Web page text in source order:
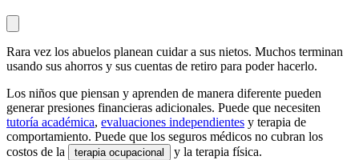
Rara vez los abuelos planean cuidar a sus nietos. Muchos terminan
usando sus ahorros y sus cuentas de retiro para poder hacerlo.
Los niños que piensan y aprenden de manera diferente pueden
generar presiones financieras adicionales. Puede que necesiten
tutoría académica, evaluaciones independientes y terapia de
comportamiento. Puede que los seguros médicos no cubran los
costos de la
terapia ocupacional y la terapia física.